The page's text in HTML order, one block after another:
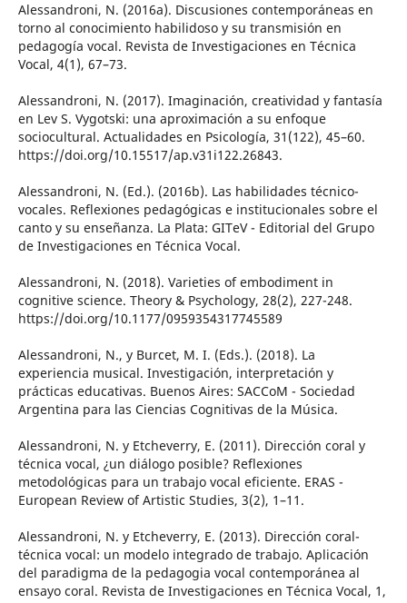
Alessandroni, N. (2016a). Discusiones contemporáneas en
torno al conocimiento habilidoso y su transmisión en
pedagogía vocal. Revista de Investigaciones en Técnica
Vocal, 4(1), 67–73.
Alessandroni, N. (2017). Imaginación, creatividad y fantasía
en Lev S. Vygotski: una aproximación a su enfoque
sociocultural. Actualidades en Psicología, 31(122), 45–60.
https://doi.org/10.15517/ap.v31i122.26843.
Alessandroni, N. (Ed.). (2016b). Las habilidades técnico-
vocales. Reflexiones pedagógicas e institucionales sobre el
canto y su enseñanza. La Plata: GITeV - Editorial del Grupo
de Investigaciones en Técnica Vocal.
Alessandroni, N. (2018). Varieties of embodiment in
cognitive science. Theory & Psychology, 28(2), 227-248.
https://doi.org/10.1177/0959354317745589
Alessandroni, N., y Burcet, M. I. (Eds.). (2018). La
experiencia musical. Investigación, interpretación y
prácticas educativas. Buenos Aires: SACCoM - Sociedad
Argentina para las Ciencias Cognitivas de la Música.
Alessandroni, N. y Etcheverry, E. (2011). Dirección coral y
técnica vocal, ¿un diálogo posible? Reflexiones
metodológicas para un trabajo vocal eficiente. ERAS -
European Review of Artistic Studies, 3(2), 1–11.
Alessandroni, N. y Etcheverry, E. (2013). Dirección coral-
técnica vocal: un modelo integrado de trabajo. Aplicación
del paradigma de la pedagogia vocal contemporánea al
ensayo coral. Revista de Investigaciones en Técnica Vocal, 1,